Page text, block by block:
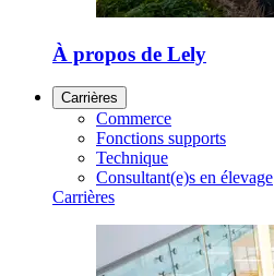
À propos de Lely
Carrières
Commerce
Fonctions supports
Technique
Consultant(e)s en élevage
Carrières